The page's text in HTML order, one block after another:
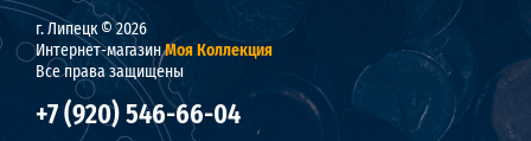
г. Липецк © 2026
Интернет-магазинМоя Коллекция
Все права защищены
+7 (920) 546-66-04